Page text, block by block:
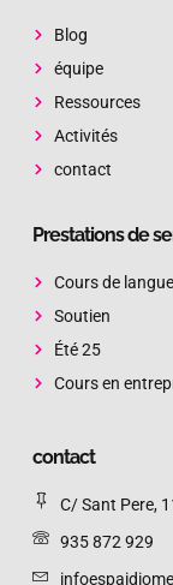
Blog
équipe
Ressources
Activités
contact
Prestations de
Cours de
Soutien
Été 25
Cours en
contact
C/ Sant Pere,
935 872 929